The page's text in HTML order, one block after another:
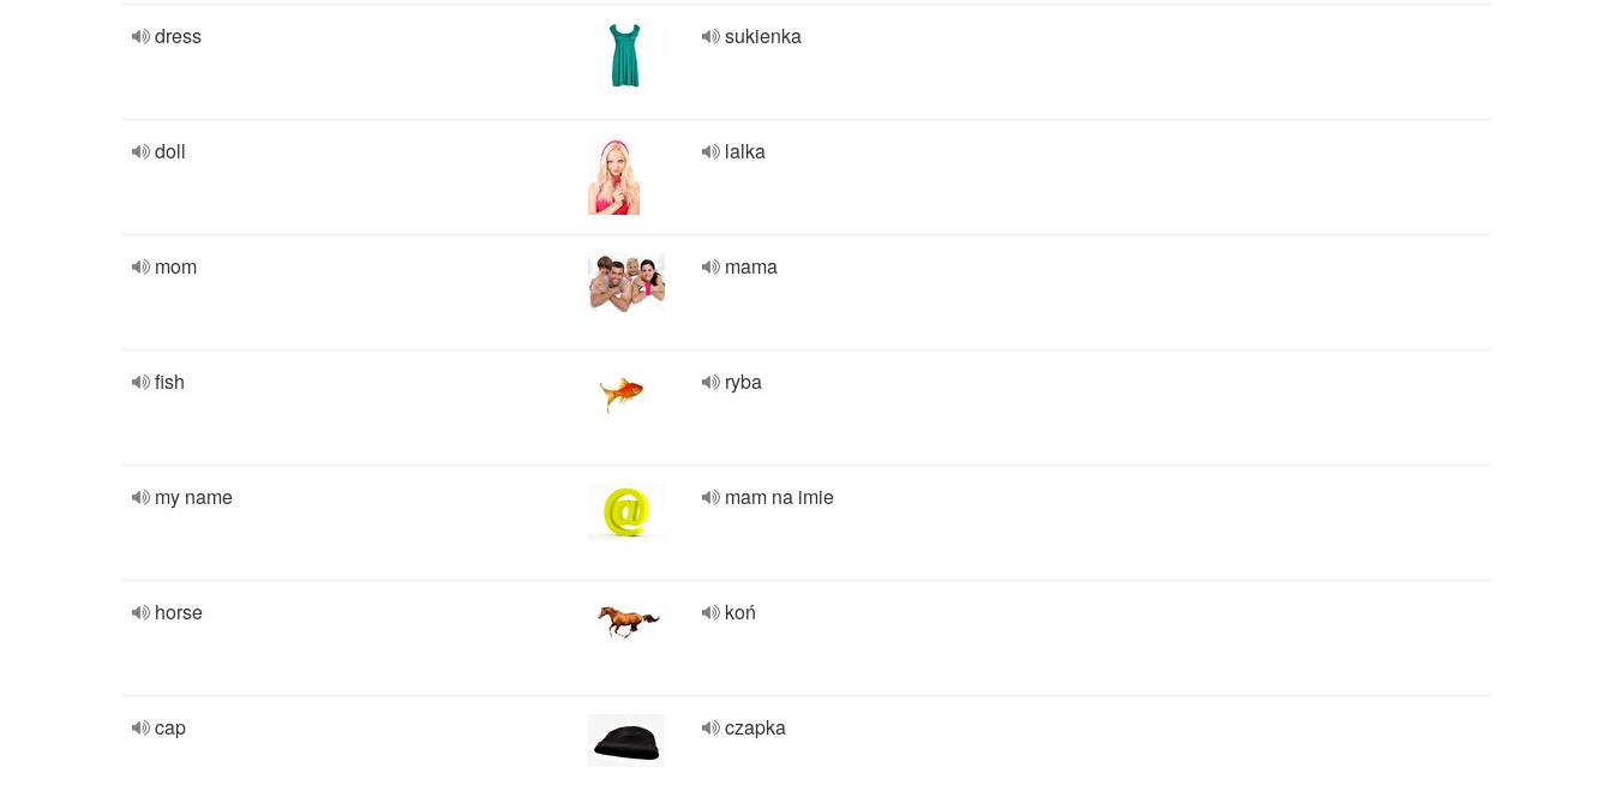
dress sukienka
doll lalka
mom mama
fish ryba
my name mam na imie
horse koń
cap czapka